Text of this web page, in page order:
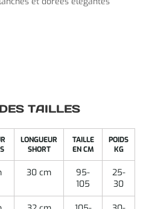
TAILLES
LONGUEUR
SHORT
TAILLE
EN CM
POIDS
KG
30 cm
95-
105
25-
30